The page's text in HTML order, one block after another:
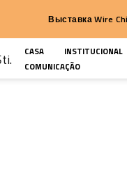
CASA
COMUNICAÇÃO